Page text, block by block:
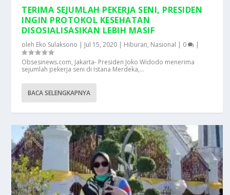
TERIMA SEJUMLAH PEKERJA SENI, PRESIDEN
INGIN PROTOKOL KESEHATAN
DISOSIALISASIKAN LEBIH MASIF
oleh Eko Sulaksono | Jul 15, 2020 | Hiburan, Nasional | 0
|
Obsesinews.com, Jakarta- Presiden Joko Widodo menerima
sejumlah pekerja seni di Istana Merdeka,...
BACA SELENGKAPNYA